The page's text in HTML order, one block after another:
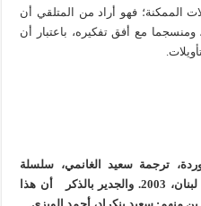
الممكنة؛ فهو أراد من المتلقي أن
ومنسجما مع أفق تفكيره، باعتبار أن
ترجمة سعيد الغانمي، سلسلة
نصوص، بيروت، دار الكتاب الجديد، لبنان، 2003. والجدير بالذكر أن هذا